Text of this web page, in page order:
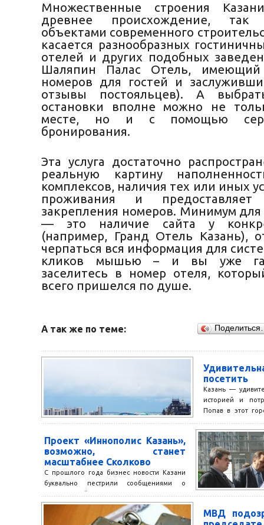
Множественные строения
древнее происхождение,
объектами современного
касается разнообразных
отелей и других подобных
Шаляпин Палас Отель, имеющий
номеров для гостей и
отзывы постояльцев). А
остановки вполне можно не
месте, но и с помощью
бронирования.
Эта услуга достаточно
реальную картину
комплексов, наличия тех или иных
проживания и предоставляет
закрепления номеров. Минимум
— это наличие сайта у
(например, Гранд Отель Казань),
черпаться вся информация для
кликов мышью – и вы уже
заселитесь в номер отеля,
всего пришелся по душе.
А так же по теме:
посетить
Казань —
историей и
Попав в этот
Проект «Иннополис Казань»,
возможно, станет
масштабнее Сколково
С прошлого года бизнес новости Казани
буквально пестрили сообщениями о
предстоящей реализации проекта
создания инновационного центра
«Иннополис Казань». Стоит отметить,...
МВД